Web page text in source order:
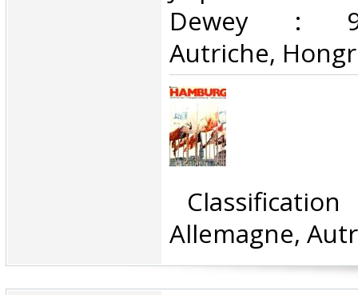
Dewey :
Autriche,
Allemagne,